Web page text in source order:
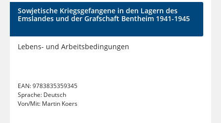
Sowjetische Kriegsgefangene in den Lagern des
Emslandes und der Grafschaft Bentheim 1941-1945
Lebens- und Arbeitsbedingungen
EAN:9783835359345
Sprache: Deutsch
Von/Mit: Martin Koers